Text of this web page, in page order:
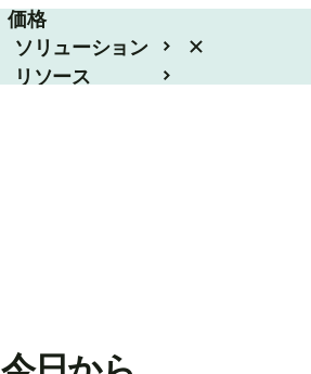
価格
ソリューション
リソース